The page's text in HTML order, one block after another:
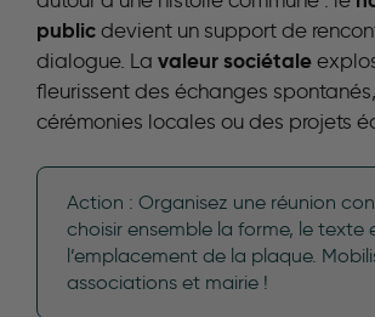
public devient un support de
dialogue. La valeur sociétale
fleurissent des échanges
cérémonies locales ou des projets
Action : Organisez une réunion
choisir ensemble la forme, le texte
l’emplacement de la plaque.
associations et mairie !